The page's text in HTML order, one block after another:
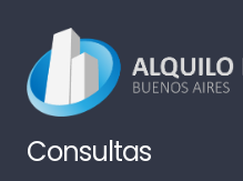
Consultas